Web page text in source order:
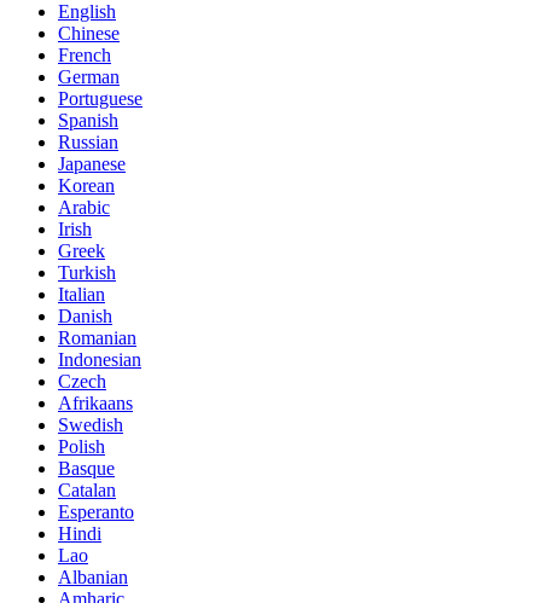
English
Chinese
French
German
Portuguese
Spanish
Russian
Japanese
Korean
Arabic
Irish
Greek
Turkish
Italian
Danish
Romanian
Indonesian
Czech
Afrikaans
Swedish
Polish
Basque
Catalan
Esperanto
Hindi
Lao
Albanian